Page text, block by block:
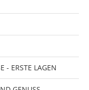
- ERSTE LAGEN